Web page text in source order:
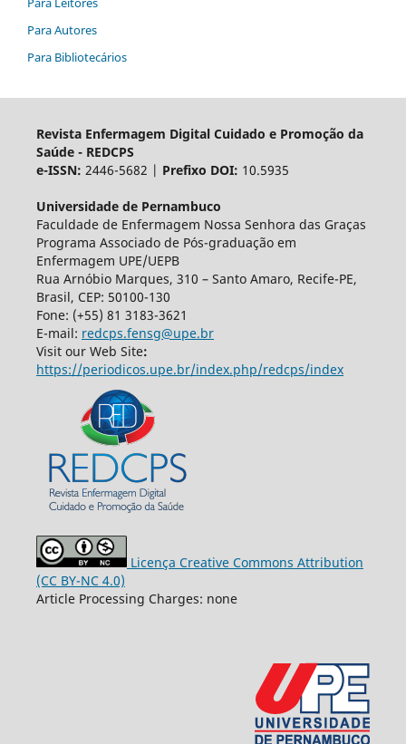
Para Autores
Para Bibliotecários
Revista Enfermagem Digital Cuidado e Promoção da
Saúde - REDCPS
e-ISSN: 2446-5682 | Prefixo DOI: 10.5935
Universidade de Pernambuco
Faculdade de Enfermagem Nossa Senhora das Graças
Programa Associado de Pós-graduação em
Enfermagem UPE/UEPB
Rua Arnóbio Marques, 310 – Santo Amaro, Recife-PE,
Brasil, CEP: 50100-130
Fone: (+55) 81 3183-3621
E-mail: redcps.fensg@upe.br
Visit our Web Site:
https://periodicos.upe.br/index.php/redcps/index
Licença Creative Commons Attribution
(CC BY-NC 4.0)
Article Processing Charges: none